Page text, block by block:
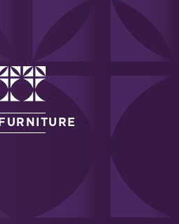
FURNITURE